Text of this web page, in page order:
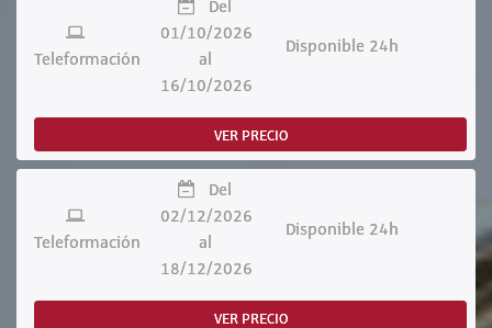
Teleformación
Del
01/10/2026
al
16/10/2026
Disponible 24h
VER PRECIO
Teleformación
Del
02/12/2026
al
18/12/2026
Disponible 24h
VER PRECIO